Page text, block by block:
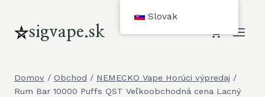
many sigvape.sk
Domov / Obchod / NEMECKO Vape Horúci výpredaj /
Rum Bar 10000 Puffs QST Veľkoobchodná cena Lacný
Slovak